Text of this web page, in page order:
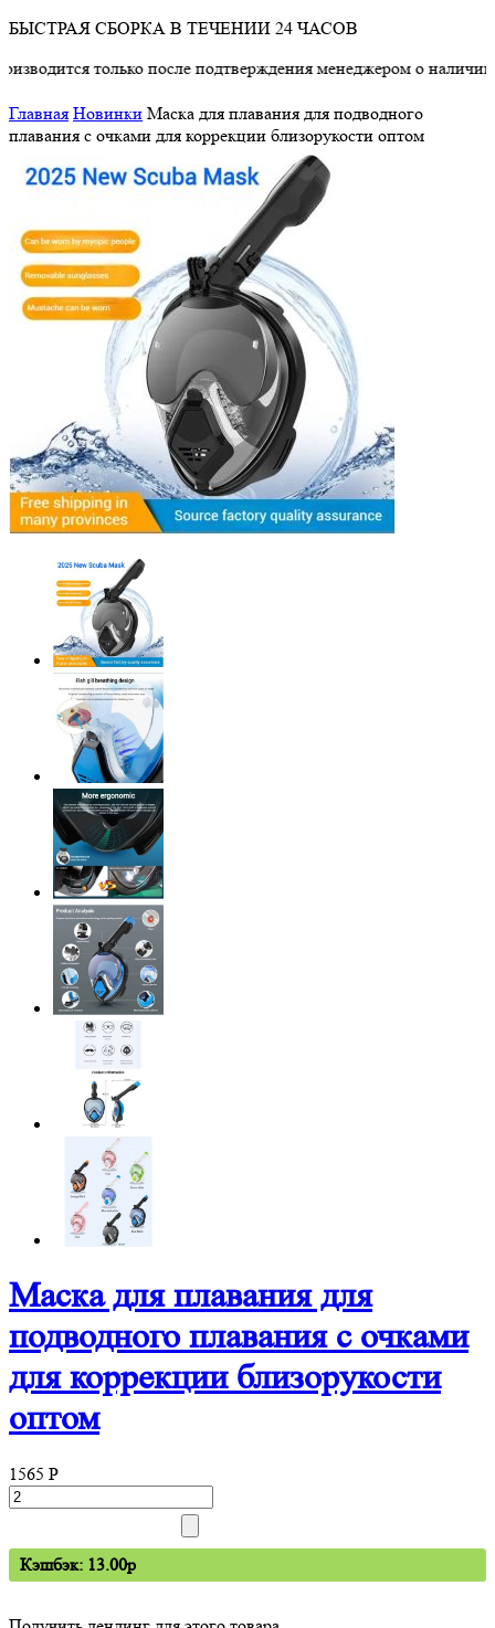
БЫСТРАЯ СБОРКА В ТЕЧЕНИИ 24 ЧАСОВ
только после подтверждения менеджером о наличии
Главная Новинки Маска для плавания для подводного
плавания с очками для коррекции близорукости оптом
Маска для плавания для
подводного плавания с очками
для коррекции близорукости
оптом
1565 P
Кэшбэк: 13.00p